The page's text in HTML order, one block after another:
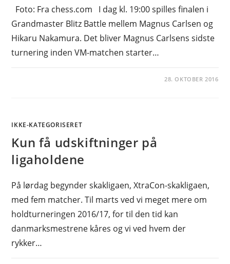
Foto: Fra chess.com I dag kl. 19:00 spilles finalen i
Grandmaster Blitz Battle mellem Magnus Carlsen og
Hikaru Nakamura. Det bliver Magnus Carlsens sidste
turnering inden VM-matchen starter…
28. OKTOBER 2016
IKKE-KATEGORISERET
Kun få udskiftninger på
ligaholdene
På lørdag begynder skakligaen, XtraCon-skakligaen,
med fem matcher. Til marts ved vi meget mere om
holdturneringen 2016/17, for til den tid kan
danmarksmestrene kåres og vi ved hvem der
rykker…